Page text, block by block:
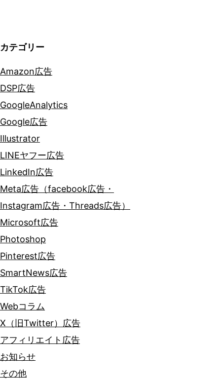
カテゴリー
Amazon広告
DSP広告
GoogleAnalytics
Google広告
Illustrator
LINEヤフー広告
LinkedIn広告
Meta広告（facebook広告・
Instagram広告・Threads広告）
Microsoft広告
Photoshop
Pinterest広告
SmartNews広告
TikTok広告
Webコラム
X（旧Twitter）広告
アフィリエイト広告
お知らせ
その他